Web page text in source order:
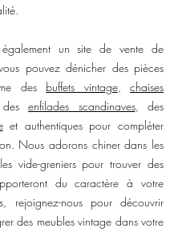
un site de vente de
pouvez dénicher des pièces
des buffets vintage,chaises
enfilades scandinaves, des
et authentiques pour compléter
Nous adorons chiner dans les
vide-greniers pour trouver des
du caractère à votre
rejoignez-nous pour découvrir
des meubles vintage dans votre